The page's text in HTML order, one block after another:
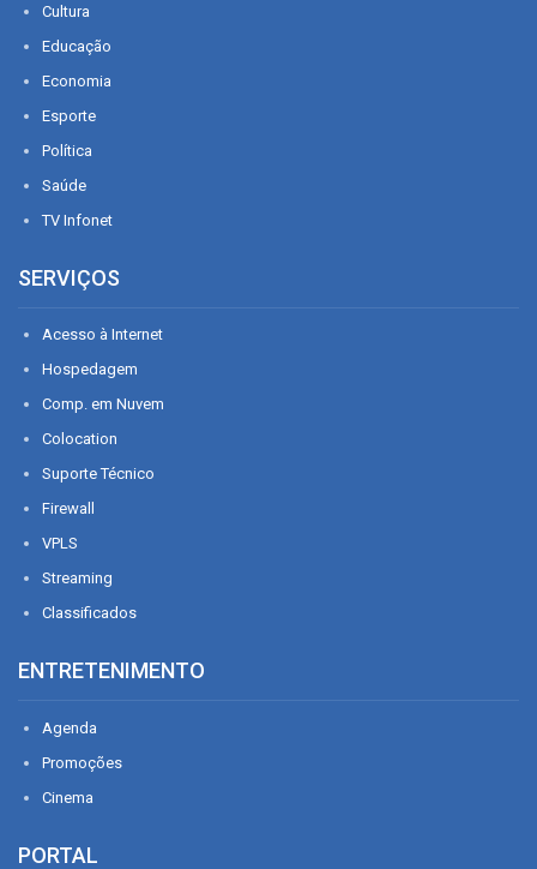
Cultura
Educação
Economia
Esporte
Política
Saúde
TV Infonet
SERVIÇOS
Acesso à Internet
Hospedagem
Comp. em Nuvem
Colocation
Suporte Técnico
Firewall
VPLS
Streaming
Classificados
ENTRETENIMENTO
Agenda
Promoções
Cinema
PORTAL